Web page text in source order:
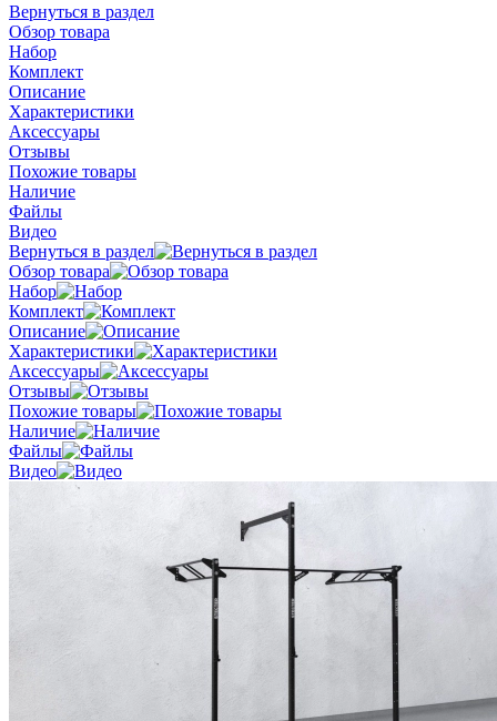
Вернуться в раздел
Обзор товара
Набор
Комплект
Описание
Характеристики
Аксессуары
Отзывы
Похожие товары
Наличие
Файлы
Видео
Вернуться в раздел
Обзор товара
Набор
Комплект
Описание
Характеристики
Аксессуары
Отзывы
Похожие товары
Наличие
Файлы
Видео